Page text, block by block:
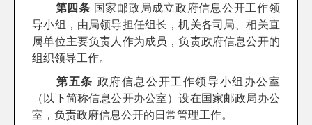
第四条 国家邮政局成立政府信息公开工作领
导小组，由局领导担任组长，机关各司局、相关直
属单位主要负责人作为成员，负责政府信息公开的
组织领导工作。
第五条 政府信息公开工作领导小组办公室
（以下简称信息公开办公室）设在国家邮政局办公
室，负责政府信息公开的日常管理工作。